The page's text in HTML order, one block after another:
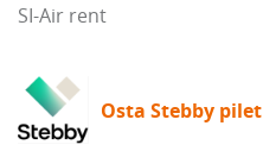
SI-Air rent
Osta Stebby pilet